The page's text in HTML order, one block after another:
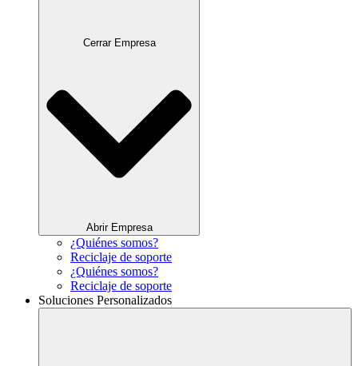
Cerrar Empresa
Abrir Empresa
¿Quiénes somos?
Reciclaje de soporte
¿Quiénes somos?
Reciclaje de soporte
Soluciones Personalizados